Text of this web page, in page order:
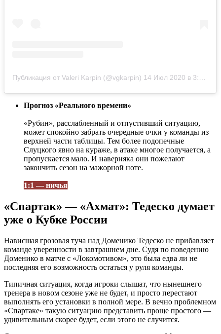
Публикация от Valeri Karpin (@vgkarpin) 14 Июл 2020 в 3:13 PDT
Прогноз «Реального времени»
«Рубин», расслабленный и отпустивший ситуацию,
может спокойно забрать очередные очки у команды из
верхней части таблицы. Тем более подопечные
Слуцкого явно на кураже, в атаке многое получается, а
пропускается мало. И наверняка они пожелают
закончить сезон на мажорной ноте.
1:1 — ничья
«Спартак» — «Ахмат»: Тедеско думает
уже о Кубке России
Нависшая грозовая туча над Доменико Тедеско не прибавляет
команде уверенности в завтрашнем дне. Судя по поведению
Доменико в матче с «Локомотивом», это была едва ли не
последняя его возможность остаться у руля команды.
Типичная ситуация, когда игроки слышат, что нынешнего
тренера в новом сезоне уже не будет, и просто перестают
выполнять его установки в полной мере. В вечно проблемном
«Спартаке» такую ситуацию представить проще простого —
удивительным скорее будет, если этого не случится.